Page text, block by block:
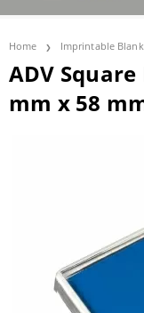
Home Imprintable
ADV
mm x 58